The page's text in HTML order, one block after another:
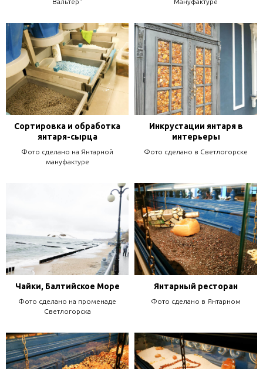
Вальтер" Мануфактуре
Сортировка и обработка
янтаря-сырца
Фото сделано на Янтарной
мануфактуре
Инкрустации янтаря в
интерьеры
Фото сделано в Светлогорске
Чайки, Балтийское Море
Фото сделано на променаде
Светлогорска
Янтарный ресторан
Фото сделано в Янтарном